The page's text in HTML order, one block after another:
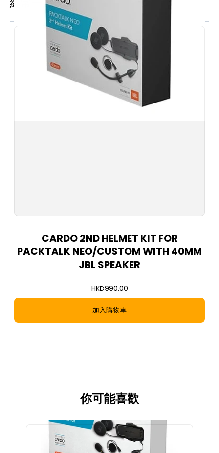
經常一起購買
CARDO 2ND HELMET KIT FOR
PACKTALK NEO/CUSTOM WITH 40MM
JBL SPEAKER
HKD990.00
加入購物車
Spirit支架帶夾子、40mm揚聲器、擴音器麥克風、有線
麥克風、粘貼板、揚聲器增壓墊和安裝指南。易於安裝，
非常實用。
規格 ：
與Cardo Freecom和Spirit系統兼容
可與第二頂盔套件一起使用
你可能喜歡